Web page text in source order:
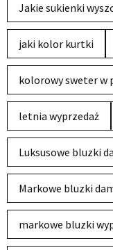
Jakie sukienki
jaki kolor kurtki
kolorowy sweter w
letnia wyprzedaż
Luksusowe bluzki
Markowe bluzki
markowe bluzki